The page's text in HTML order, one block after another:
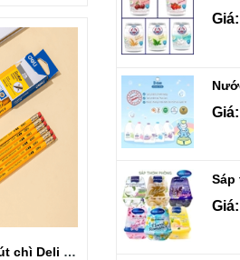
Hộp 12 cây bút chì Deli 2B có đầu tẩy EC037-2B
Giá:
Giá:
Giá: